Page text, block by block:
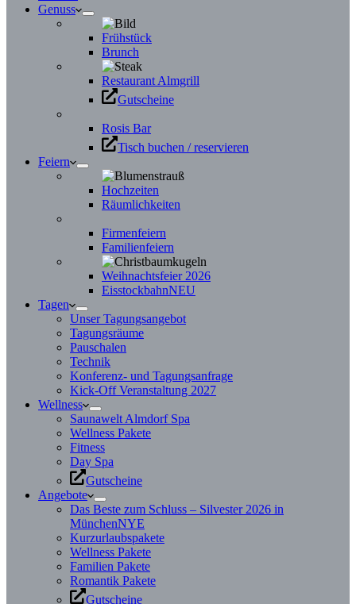
Genuss
Frühstück
Brunch
Restaurant Almgrill
Gutscheine
Rosis Bar
Tisch buchen / reservieren
Feiern
Hochzeiten
Räumlichkeiten
Firmenfeiern
Familienfeiern
Weihnachtsfeier 2026
EisstockbahnNEU
Tagen
Unser Tagungsangebot
Tagungsräume
Pauschalen
Technik
Konferenz- und Tagungsanfrage
Kick-Off Veranstaltung 2027
Wellness
Saunawelt Almdorf Spa
Wellness Pakete
Fitness
Day Spa
Gutscheine
Angebote
Das Beste zum Schluss – Silvester 2026 in
MünchenNYE
Kurzurlaubspakete
Wellness Pakete
Familien Pakete
Romantik Pakete
Gutscheine